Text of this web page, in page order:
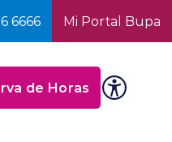
6666 Mi Portal Bupa
de Horas